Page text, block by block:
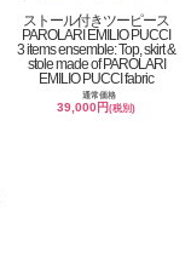
ストール付きツーピース
PAROLARI EMILIO PUCCI
3 items ensemble: Top, skirt &
stole made of PAROLARI
EMILIO PUCCI fabric
通常価格
39,000円(税別)